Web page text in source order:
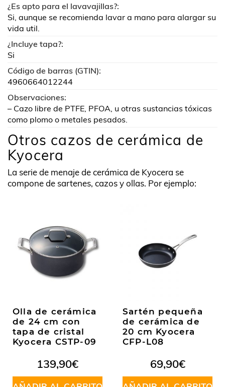
¿Es apto para el lavavajillas?:
Si, aunque se recomienda lavar a mano para alargar su
vida util.
¿Incluye tapa?:
Si
Código de barras (GTIN):
4960664012244
Observaciones:
– Cazo libre de PTFE, PFOA, u otras sustancias tóxicas
como plomo o metales pesados.
Otros cazos de cerámica de
Kyocera
La serie de menaje de cerámica de Kyocera se
compone de sartenes, cazos y ollas. Por ejemplo:
Olla de cerámica
de 24 cm con
tapa de cristal
Kyocera CSTP-09
139,90€
Sartén pequeña
de cerámica de
20 cm Kyocera
CFP-L08
69,90€